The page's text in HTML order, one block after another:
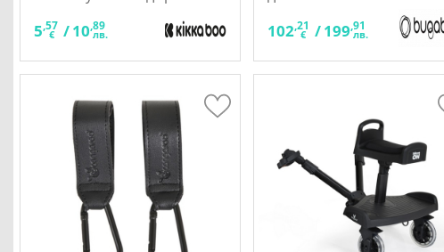
5,57
€ /10,89
лв. 102,21
€ /199,91
лв.